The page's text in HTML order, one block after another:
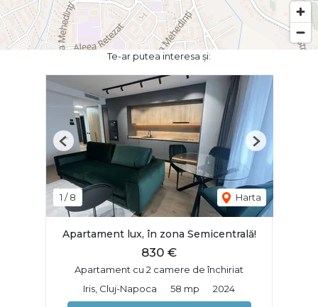
Te-ar putea interesa și:
1 /8 Harta
Previous Next
Apartament lux, în zona Semicentrală!
830 €
Apartament cu 2 camere de închiriat
Iris, Cluj-Napoca
58 mp 2024